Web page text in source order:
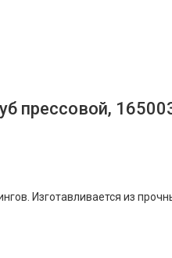
прессовой,
Изготавливается из